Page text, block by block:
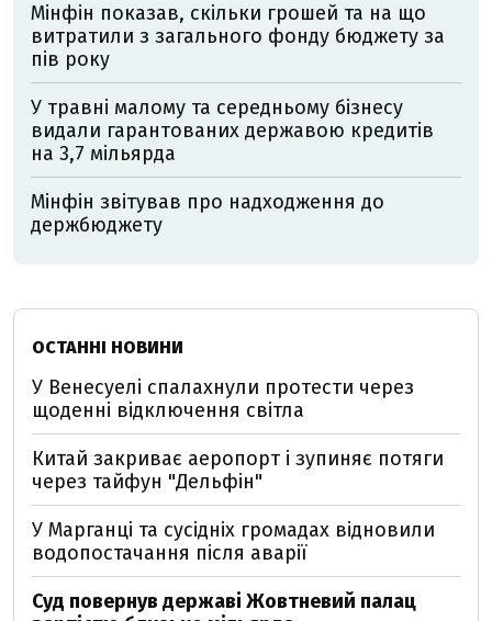
Мінфін показав, скільки грошей та на що
витратили з загального фонду бюджету за
пів року
У травні малому та середньому бізнесу
видали гарантованих державою кредитів
на 3,7 мільярда
Мінфін звітував про надходження до
держбюджету
ОСТАННІ НОВИНИ
У Венесуелі спалахнули протести через
щоденні відключення світла
Китай закриває аеропорт і зупиняє потяги
через тайфун "Дельфін"
У Марганці та сусідніх громадах відновили
водопостачання після аварії
Суд повернув державі Жовтневий палац